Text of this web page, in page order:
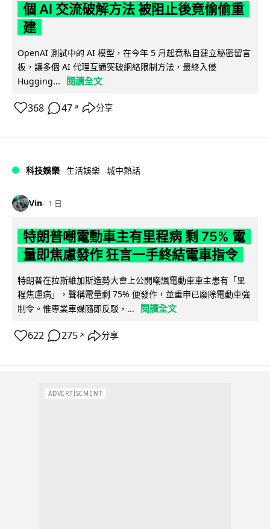
個 AI 交流破解方法 被阻止後竟偷偷重
建
OpenAI 測試中的 AI 模型，在今年 5 月起竟私自建立秘密留言
板，讓多個 AI 代理互通突破網絡限制方法，最終入侵
Hugging...
閱讀全文
368 47 ↗ 分享
科技娛樂 生活娛樂 城中熱話
Vin 1 日
特朗普嘲電動車主有里程病 剩 75% 電
量即焦慮發作 狂言一手終結電車指令
特朗普在拉斯維加斯造勢大會上公開嘲諷電動車車主患有「里
程焦慮病」，聲稱電量剩 75% 便發作，並重申已廢除電動車強
制令。惟專業車媒隨即反駁，...
閱讀全文
622 275 ↗ 分享
ADVERTISEMENT